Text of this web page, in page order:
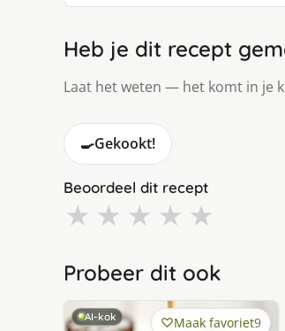
Heb je dit recept
Laat het weten — het komt in je
🍳Gekookt!
Beoordeel dit recept
★ ★ ★ ★ ★
Probeer dit ook
AI-kok Maak favoriet9